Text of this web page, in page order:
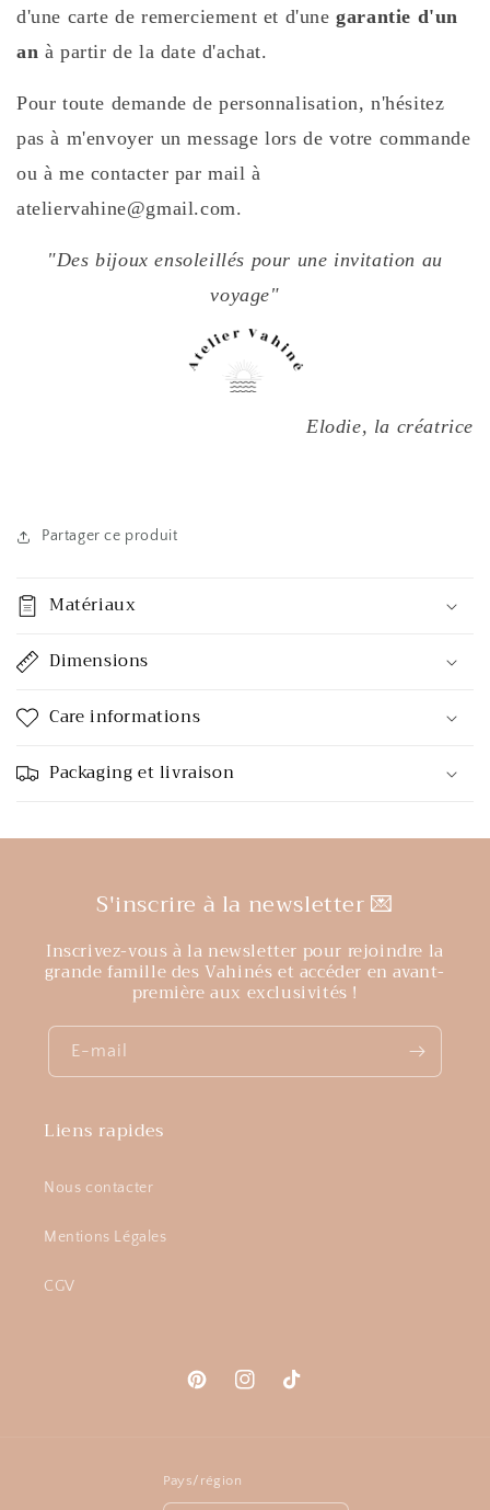
d'une carte de remerciement et d'unegarantie d'un
an à partir de la date d'achat.
Pour toute demande de personnalisation, n'hésitez
pas à m'envoyer un message lors de votre commande
ou à me contacter par mail à
ateliervahine@gmail.com.
"Des bijoux ensoleillés pour une invitation au
voyage"
Elodie, la créatrice
Partager ce produit
Matériaux
Dimensions
Care informations
Packaging et livraison
S'inscrire à la newsletter 💌
Inscrivez-vous à la newsletter pour rejoindre la
grande famille des Vahinés et accéder en avant-
première aux exclusivités !
E-mail
Liens rapides
Nous contacter
Mentions Légales
CGV
PinterestInstagramTikTok
Pays/région